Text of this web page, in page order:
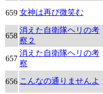
659 女神は再び微笑む
658
消えた自衛隊ヘリの考
察２
657
消えた自衛隊ヘリの考
察
656 こんなの通りませんよ